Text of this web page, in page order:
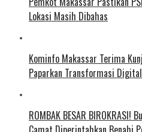
Lokasi Masih Dibahas
Kominfo Makassar Terima
Paparkan Transformasi
ROMBAK BESAR